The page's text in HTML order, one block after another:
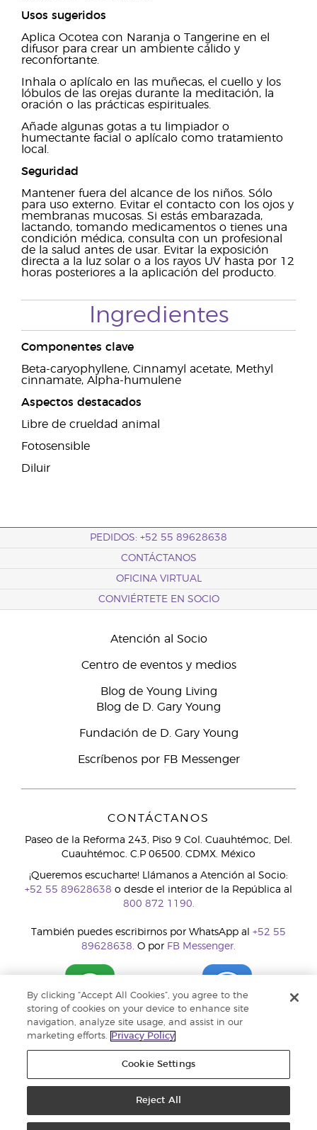
Usos sugeridos
Aplica Ocotea con Naranja o Tangerine en el
difusor para crear un ambiente cálido y
reconfortante.
Inhala o aplícalo en las muñecas, el cuello y los
lóbulos de las orejas durante la meditación, la
oración o las prácticas espirituales.
Añade algunas gotas a tu limpiador o
humectante facial o aplícalo como tratamiento
local.
Seguridad
Mantener fuera del alcance de los niños. Sólo
para uso externo. Evitar el contacto con los ojos y
membranas mucosas. Si estás embarazada,
lactando, tomando medicamentos o tienes una
condición médica, consulta con un profesional
de la salud antes de usar. Evitar la exposición
directa a la luz solar o a los rayos UV hasta por 12
horas posteriores a la aplicación del producto.
Ingredientes
Componentes clave
Beta-caryophyllene, Cinnamyl acetate, Methyl
cinnamate, Alpha-humulene
Aspectos destacados
Libre de crueldad animal
Fotosensible
Diluir
PEDIDOS: +52 55 89628638
CONTÁCTANOS
OFICINA VIRTUAL
CONVIÉRTETE EN SOCIO
Atención al Socio
Centro de eventos y medios
Blog de Young Living
Blog de D. Gary Young
Fundación de D. Gary Young
Escríbenos por FB Messenger
CONTÁCTANOS
Paseo de la Reforma 243, Piso 9 Col. Cuauhtémoc, Del.
Cuauhtémoc. C.P 06500. CDMX. México
¡Queremos escucharte! Llámanos a Atención al Socio:
+52 55 89628638 o desde el interior de la República al
800 872 1190.
También puedes escribirnos por WhatsApp al +52 55
89628638. O por FB Messenger.
By clicking “Accept All Cookies”, you agree to the
storing of cookies on your device to enhance site
navigation, analyze site usage, and assist in our
marketing efforts.
Privacy Policy
Cookie Settings
Reject All